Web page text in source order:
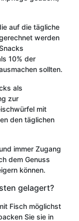
auf die tägliche
werden
10% der
sollten.
als
zur
mit
den täglichen
immer Zugang
dem Genuss
können.
gelagert?
Fisch möglichst
Sie sie in